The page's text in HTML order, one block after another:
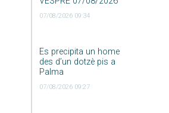
07/08/2026 09:34
Es precipita un home
des d’un dotzè pis a
Palma
07/08/2026 09:27